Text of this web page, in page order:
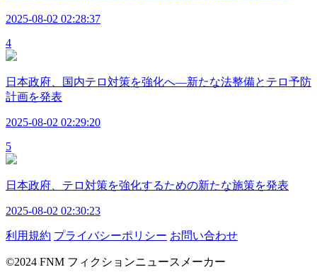
2025-08-02 02:28:37
4
日本政府、国内テロ対策を強化へ—新たな法整備とテロ予防
計画を発表
2025-08-02 02:29:20
5
日本政府、テロ対策を強化するための新たな施策を発表
2025-08-02 02:30:23
利用規約 プライバシーポリシー お問い合わせ
©2024 FNM フィクションニュースメーカー